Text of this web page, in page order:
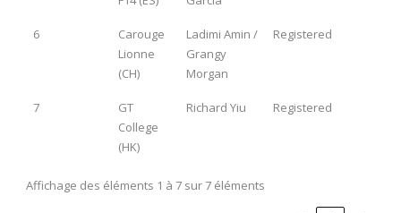
6
Carouge
Lionne
(CH)
Ladimi Amin /
Grangy
Morgan
Registered
7
GT
College
(HK)
Richard Yiu Registered
Affichage des éléments 1 à 7 sur 7 éléments